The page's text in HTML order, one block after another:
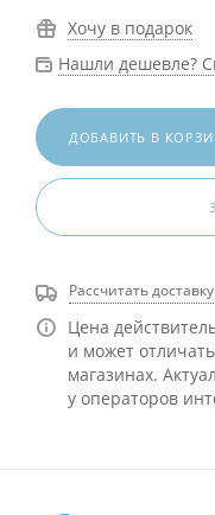
Хочу в подарок
Нашли дешевле?
ДОБАВИТЬ В
Рассчитать доставку
Цена
и может
магазинах.
у операторов